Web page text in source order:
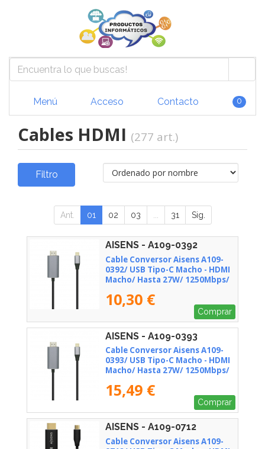
Menú Acceso Contacto 0
Cables HDMI (277 art.)
Filtro
Ant. 01 02 03 31 Sig.
AISENS - A109-0392
Cable Conversor Aisens A109-
0392/ USB Tipo-C Macho - HDMI
Macho/ Hasta 27W/ 1250Mbps/
10,30 €
Comprar
AISENS - A109-0393
Cable Conversor Aisens A109-
0393/ USB Tipo-C Macho - HDMI
Macho/ Hasta 27W/ 1250Mbps/
15,49 €
Comprar
AISENS - A109-0712
Cable Conversor Aisens A109-